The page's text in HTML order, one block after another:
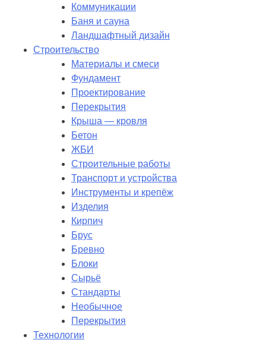
Коммуникации
Баня и сауна
Ландшафтный дизайн
Строительство
Материалы и смеси
Фундамент
Проектирование
Перекрытия
Крыша — кровля
Бетон
ЖБИ
Строительные работы
Транспорт и устройства
Инструменты и крепёж
Изделия
Кирпич
Брус
Бревно
Блоки
Сырьё
Стандарты
Необычное
Перекрытия
Технологии